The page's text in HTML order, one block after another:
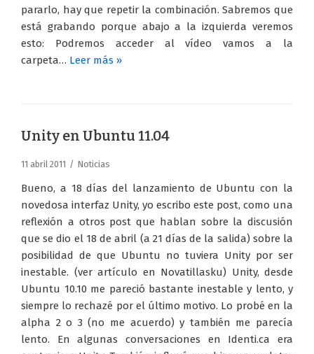
pararlo, hay que repetir la combinación. Sabremos que
está grabando porque abajo a la izquierda veremos
esto: Podremos acceder al vídeo vamos a la
carpeta… Leer más »
Unity en Ubuntu 11.04
11 abril 2011 Noticias
Bueno, a 18 días del lanzamiento de Ubuntu con la
novedosa interfaz Unity, yo escribo este post, como una
reflexión a otros post que hablan sobre la discusión
que se dio el 18 de abril (a 21 días de la salida) sobre la
posibilidad de que Ubuntu no tuviera Unity por ser
inestable. (ver artículo en Novatillasku) Unity, desde
Ubuntu 10.10 me pareció bastante inestable y lento, y
siempre lo rechazé por el último motivo. Lo probé en la
alpha 2 o 3 (no me acuerdo) y también me parecía
lento. En algunas conversaciones en Identi.ca era